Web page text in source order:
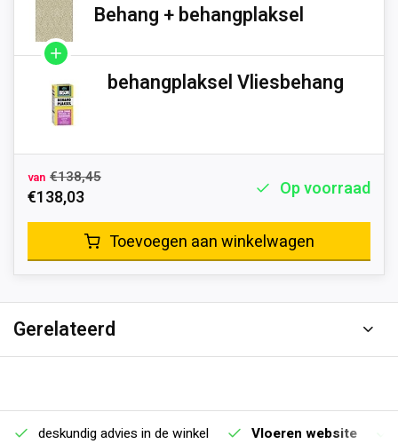
Behang + behangplaksel
behangplaksel Vliesbehang
van €138,45
€138,03 Op voorraad
Toevoegen aan winkelwagen
Gerelateerd
deskundig advies in de winkel Vloeren website